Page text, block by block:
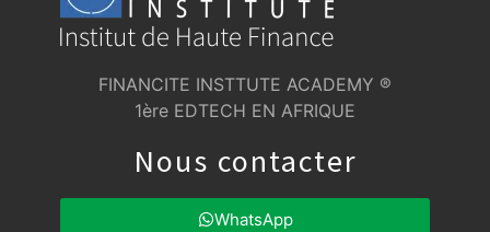
FINANCITE INSTTUTE ACADEMY ®
1ère EDTECH EN AFRIQUE
Nous contacter
WhatsApp